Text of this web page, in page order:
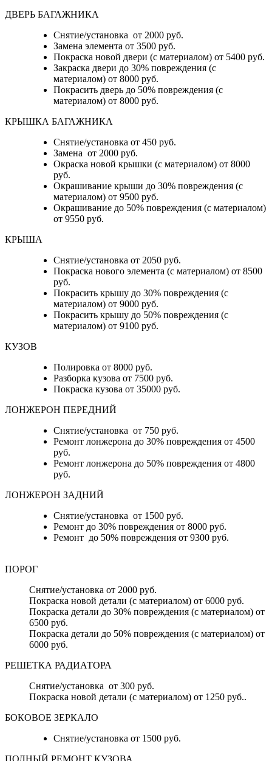
ДВЕРЬ БАГАЖНИКА
Снятие/установка от 2000 руб.
Замена элемента от 3500 руб.
Покраска новой двери (с материалом) от 5400 руб.
Закраска двери до 30% повреждения (с
материалом) от 8000 руб.
Покрасить дверь до 50% повреждения (с
материалом) от 8000 руб.
КРЫШКА БАГАЖНИКА
Снятие/установка от 450 руб.
Замена от 2000 руб.
Окраска новой крышки (с материалом) от 8000
руб.
Окрашивание крыши до 30% повреждения (с
материалом) от 9500 руб.
Окрашивание до 50% повреждения (с материалом)
от 9550 руб.
КРЫША
Снятие/установка от 2050 руб.
Покраска нового элемента (с материалом) от 8500
руб.
Покрасить крышу до 30% повреждения (с
материалом) от 9000 руб.
Покрасить крышу до 50% повреждения (с
материалом) от 9100 руб.
КУЗОВ
Полировка от 8000 руб.
Разборка кузова от 7500 руб.
Покраска кузова от 35000 руб.
ЛОНЖЕРОН ПЕРЕДНИЙ
Снятие/установка от 750 руб.
Ремонт лонжерона до 30% повреждения от 4500
руб.
Ремонт лонжерона до 50% повреждения от 4800
руб.
ЛОНЖЕРОН ЗАДНИЙ
Снятие/установка от 1500 руб.
Ремонт до 30% повреждения от 8000 руб.
Ремонт до 50% повреждения от 9300 руб.
ПОРОГ
Снятие/установка от 2000 руб.
Покраска новой детали (с материалом) от 6000 руб.
Покраска детали до 30% повреждения (с материалом) от
6500 руб.
Покраска детали до 50% повреждения (с материалом) от
6000 руб.
РЕШЕТКА РАДИАТОРА
Снятие/установка от 300 руб.
Покраска новой детали (с материалом) от 1250 руб..
БОКОВОЕ ЗЕРКАЛО
Снятие/установка от 1500 руб.